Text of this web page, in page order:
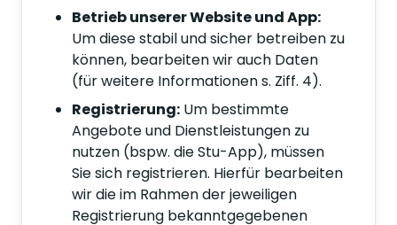
Betrieb unserer Website und App:
Um diese stabil und sicher betreiben zu
können, bearbeiten wir auch Daten
(für weitere Informationen s. Ziff. 4).
Registrierung: Um bestimmte
Angebote und Dienstleistungen zu
nutzen (bspw. die Stu-App), müssen
Sie sich registrieren. Hierfür bearbeiten
wir die im Rahmen der jeweiligen
Registrierung bekanntgegebenen